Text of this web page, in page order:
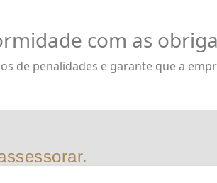
com as
de penalidades e garante que a